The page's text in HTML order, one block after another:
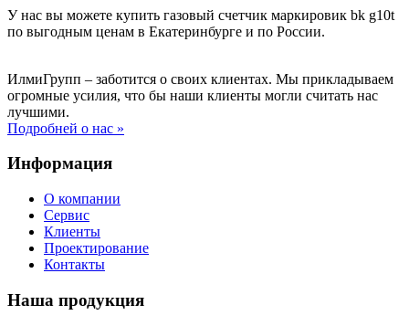
У нас вы можете купить газовый счетчик маркировик bk g10t
по выгодным ценам в Екатеринбурге и по России.
ИлмиГрупп – заботится о своих клиентах. Мы прикладываем
огромные усилия, что бы наши клиенты могли считать нас
лучшими.
Подробней о нас »
Информация
О компании
Сервис
Клиенты
Проектирование
Контакты
Наша продукция